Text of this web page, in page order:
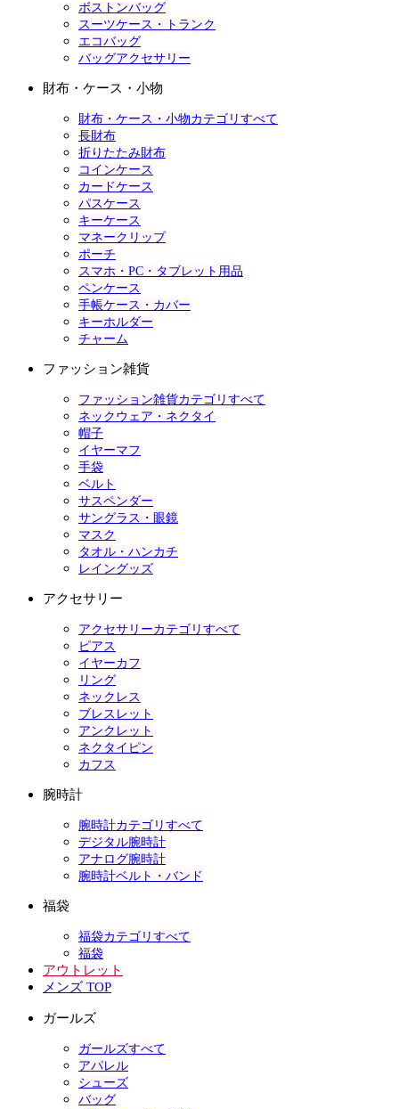
ボストンバッグ
スーツケース・トランク
エコバッグ
バッグアクセサリー
財布・ケース・小物
財布・ケース・小物カテゴリすべて
長財布
折りたたみ財布
コインケース
カードケース
パスケース
キーケース
マネークリップ
ポーチ
スマホ・PC・タブレット用品
ペンケース
手帳ケース・カバー
キーホルダー
チャーム
ファッション雑貨
ファッション雑貨カテゴリすべて
ネックウェア・ネクタイ
帽子
イヤーマフ
手袋
ベルト
サスペンダー
サングラス・眼鏡
マスク
タオル・ハンカチ
レイングッズ
アクセサリー
アクセサリーカテゴリすべて
ピアス
イヤーカフ
リング
ネックレス
ブレスレット
アンクレット
ネクタイピン
カフス
腕時計
腕時計カテゴリすべて
デジタル腕時計
アナログ腕時計
腕時計ベルト・バンド
福袋
福袋カテゴリすべて
福袋
アウトレット
メンズ TOP
ガールズ
ガールズすべて
アパレル
シューズ
バッグ